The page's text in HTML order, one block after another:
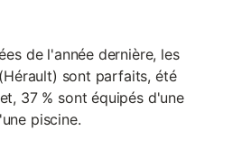
de l'année dernière, les
sont parfaits, été
37 % sont équipés d'une
piscine.